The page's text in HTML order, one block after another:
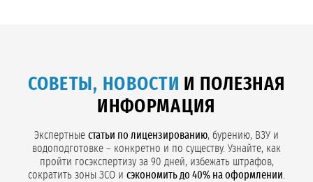
СОВЕТЫ, НОВОСТИ И ПОЛЕЗНАЯ
ИНФОРМАЦИЯ
Экспертные статьи по лицензированию, бурению, ВЗУ и
водоподготовке – конкретно и по существу. Узнайте, как
пройти госэкспертизу за 90 дней, избежать штрафов,
сократить зоны ЗСО и сэкономить до 40% на оформлении